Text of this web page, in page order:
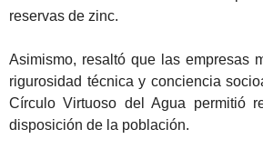
reservas de zinc.
Asimismo, resaltó que las empresas
rigurosidad técnica y conciencia
Círculo Virtuoso del Agua permitió
disposición de la población.